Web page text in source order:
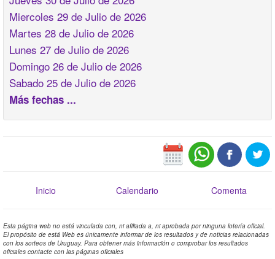
Miercoles 29 de Julio de 2026
Martes 28 de Julio de 2026
Lunes 27 de Julio de 2026
Domingo 26 de Julio de 2026
Sabado 25 de Julio de 2026
Más fechas ...
Inicio Calendario Comenta
Esta página web no está vinculada con, ni afiliada a, ni aprobada por ninguna lotería oficial.
El propósito de está Web es únicamente informar de los resultados y de noticias relacionadas
con los sorteos de Uruguay. Para obtener más información o comprobar los resultados
oficiales contacte con las páginas oficiales